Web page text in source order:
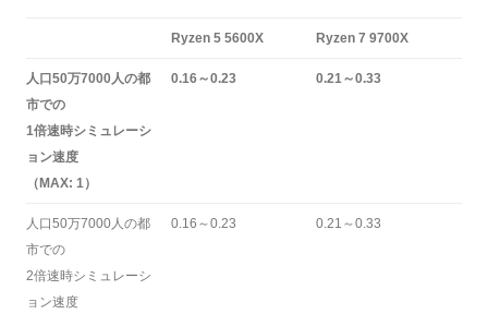
Ryzen 5 5600X Ryzen 7 9700X
人口50万7000人の都
市での
1倍速時シミュレーシ
ョン速度
（MAX: 1）
0.16～0.23 0.21～0.33
人口50万7000人の都
市での
2倍速時シミュレーシ
ョン速度
0.16～0.23 0.21～0.33